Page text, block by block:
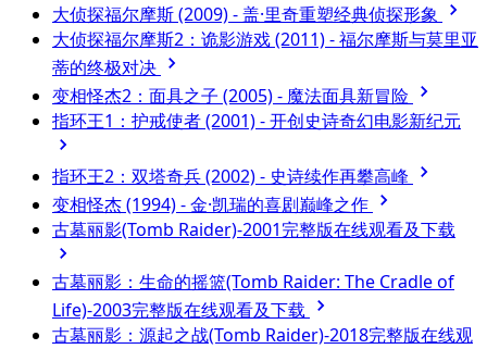
大侦探福尔摩斯 (2009) - 盖·里奇重塑经典侦探形象
大侦探福尔摩斯2：诡影游戏 (2011) - 福尔摩斯与莫里亚
蒂的终极对决
变相怪杰2：面具之子 (2005) - 魔法面具新冒险
指环王1：护戒使者 (2001) - 开创史诗奇幻电影新纪元
指环王2：双塔奇兵 (2002) - 史诗续作再攀高峰
变相怪杰 (1994) - 金·凯瑞的喜剧巅峰之作
古墓丽影(Tomb Raider)-2001完整版在线观看及下载
古墓丽影：生命的摇篮(Tomb Raider: The Cradle of
Life)-2003完整版在线观看及下载
古墓丽影：源起之战(Tomb Raider)-2018完整版在线观